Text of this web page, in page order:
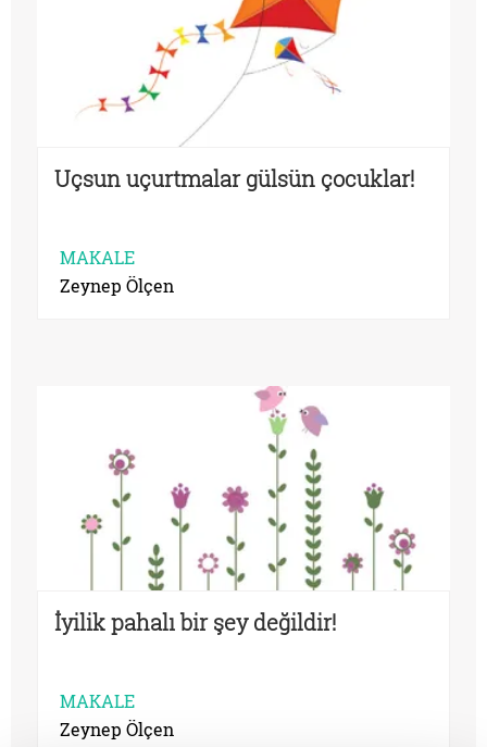
Uçsun uçurtmalar gülsün çocuklar!
MAKALE
Zeynep Ölçen
İyilik pahalı bir şey değildir!
MAKALE
Zeynep Ölçen